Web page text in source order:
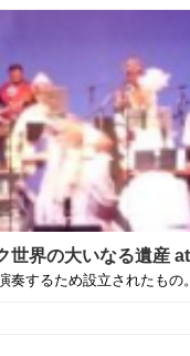
界の大いなる遺産
するため設立されたも